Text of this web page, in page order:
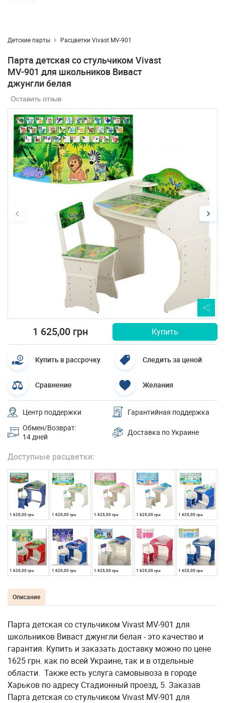
Детские парты Расцветки Vivast MV-901
Парта детская со стульчиком Vivast
MV-901 для школьников Виваст
джунгли белая
Оставить отзыв
1 625,00 грн Купить
Купить в рассрочку Следить за ценой
Сравнение Желания
Центр поддержки
Гарантийная поддержка
Обмен/Возврат:
14 дней
Доставка по Украине
Доступные расцветки:
1 625,00 грн 1 625,00 грн 1 625,00 грн 1 625,00 грн 1 625,00 грн
1 625,00 грн 1 625,00 грн 1 625,00 грн 1 625,00 грн 1 625,00 грн
Описание
Парта детская со стульчиком Vivast MV-901 для
школьников Виваст джунгли белая - это качество и
гарантия. Купить и заказать доставку можно по цене
1625 грн. как по всей Украине, так и в отдельные
области. Также есть услуга самовывоза в городе
Харьков по адресу Стадионный проезд, 5. Заказав
Парта детская со стульчиком Vivast MV-901 для